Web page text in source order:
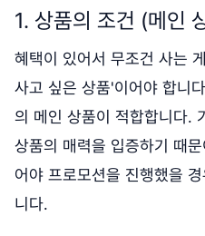
1. 상품의 조건 (메인
혜택이 있어서 무조건 사는
사고 싶은 상품'이어야 합니
의 메인 상품이 적합합니다.
상품의 매력을 입증하기 때
어야 프로모션을 진행했을
니다.